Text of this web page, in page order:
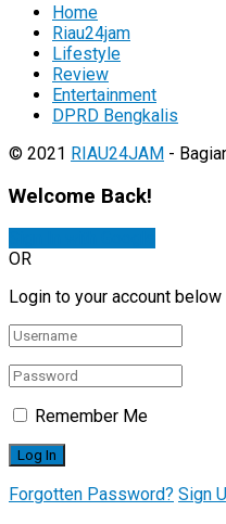
Home
Riau24jam
Lifestyle
Review
Entertainment
DPRD Bengkalis
© 2021 RIAU24JAM -
Welcome Back!
OR
Login to your account below
Remember Me
Forgotten Password? Sign